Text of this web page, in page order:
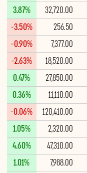
32,720.00
3.87%
256.50
-3.50%
7,377.00
-0.90%
18,520.00
-2.63%
27,850.00
0.47%
11,110.00
0.36%
120,410.00
-0.06%
2,320.00
1.05%
47,310.00
4.60%
7,988.00
1.01%